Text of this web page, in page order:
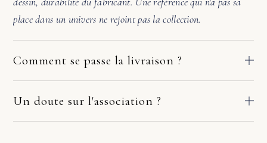
place dans un univers ne rejoint pas la collection.
Comment se passe la livraison ?
européens. Le délai dépend du fabricant et de votre adresse :
Un doute sur l'association ?